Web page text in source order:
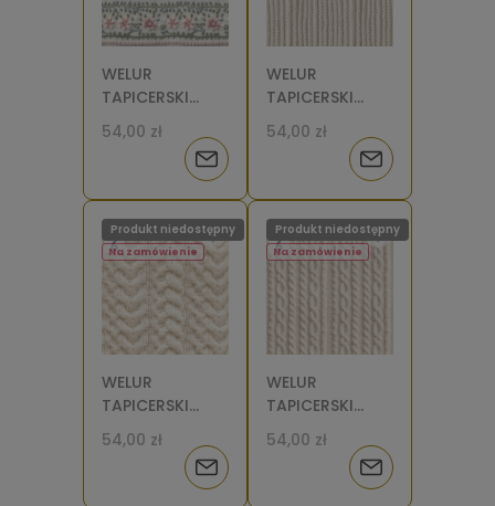
WELUR
TAPICERSKI
Sweter kwiaty i
gałązki [6]
54,00 zł
Powiadom
o
dostępności
WELUR
TAPICERSKI
Sweter splot
54,00 zł
Powiadom
o
dostępności
WELUR
TAPICERSKI
Sweter
warkocz krem
54,00 zł
Na zamówienie
Produkt niedostępny
Powiadom
WELUR
TAPICERSKI
Sweter
warkocz krem
54,00 zł
Na zamówienie
Produkt niedostępny
Powiadom